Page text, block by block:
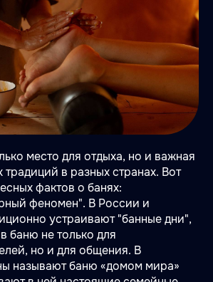
место для отдыха, но и важная
традиций в разных странах. Вот
фактов о банях:
феномен". В России и
устраивают "банные дни",
баню не только для
но и для общения. В
называют баню «домом мира»